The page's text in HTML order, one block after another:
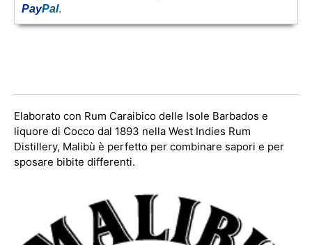
PayPal.
Elaborato con Rum Caraibico delle Isole Barbados e
liquore di Cocco dal 1893 nella West Indies Rum
Distillery, Malibù è perfetto per combinare sapori e per
sposare bibite differenti.